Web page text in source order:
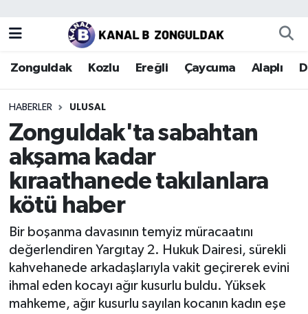
Zonguldak Kozlu Ereğli Çaycuma Alaplı
HABERLER ULUSAL
Zonguldak'ta sabahtan
akşama kadar
kıraathanede takılanlara
kötü haber
Bir boşanma davasının temyiz müracaatını
değerlendiren Yargıtay 2. Hukuk Dairesi, sürekli
kahvehanede arkadaşlarıyla vakit geçirerek evini
ihmal eden kocayı ağır kusurlu buldu. Yüksek
mahkeme, ağır kusurlu sayılan kocanın kadın eşe
Zonguldak
Kozlu
Çaycuma
Alaplı
Devrek
Gökçebey
Zonguldak Nöbetçi Eczaneler
Zonguldak Hava Durumu
Zonguldak Trafik Yoğunluk Haritası
Puan Durumu ve Fikstür
Tüm Manşetler
Son Dakika Haberleri
Haber Arşivi